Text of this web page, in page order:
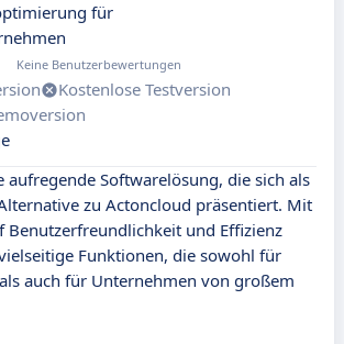
für
Keine Benutzerbewertungen
Kostenlose Testversion
aufregende Softwarelösung, die sich als
zu Actoncloud präsentiert. Mit
Benutzerfreundlichkeit und Effizienz
Funktionen, die sowohl für
auch für Unternehmen von großem